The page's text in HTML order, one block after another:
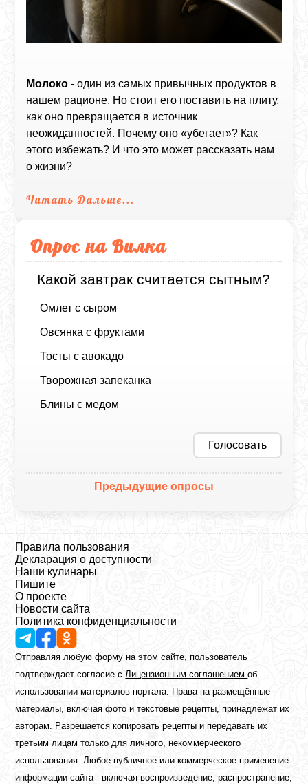
Молоко - один из самых привычных продуктов в
нашем рационе. Но стоит его поставить на плиту,
как оно превращается в источник
неожиданностей. Почему оно «убегает»? Как
этого избежать? И что это может рассказать нам
о жизни?
Читать Дальше...
Опрос на Вилка
Какой завтрак считается сытным?
Омлет с сыром
Овсянка с фруктами
Тосты с авокадо
Творожная запеканка
Блины с медом
Голосовать
Предыдущие опросы
Правила пользования
Декларация о доступности
Наши кулинары
Пишите
О проекте
Новости сайта
Политика конфиденциальности
Отправляя любую форму на этом сайте, пользователь
подтверждает согласие сЛицензионным соглашениемоб
использовании материалов портала. Права на размещённые
материалы, включая фото и текстовые рецепты, принадлежат их
авторам. Разрешается копировать рецепты и передавать их
третьим лицам только для личного, некоммерческого
использования. Любое публичное или коммерческое применение
информации сайта - включая воспроизведение, распространение,